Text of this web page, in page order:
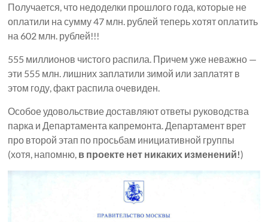
Получается, что недоделки прошлого года, которые не
оплатили на сумму 47 млн. рублей теперь хотят оплатить
на 602 млн. рублей!!!
555 миллионов чистого распила. Причем уже неважно —
эти 555 млн. лишних заплатили зимой или заплатят в
этом году, факт распила очевиден.
Особое удовольствие доставляют ответы руководства
парка и Департамента капремонта. Департамент врет
про второй этап по просьбам инициативной группы
(хотя, напомню, в проекте нет никаких изменений!)